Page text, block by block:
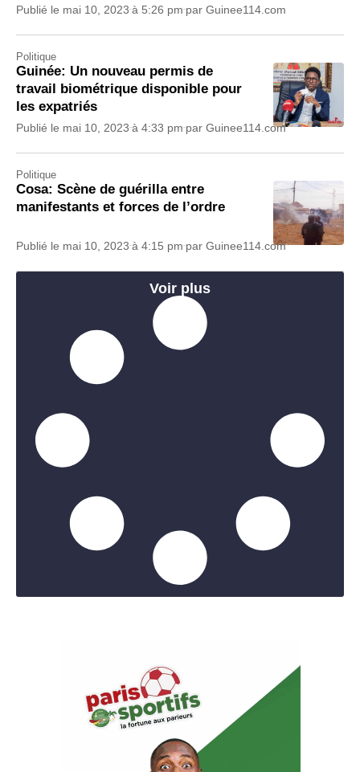
Publié le mai 10, 2023 à 5:26 pm par Guinee114.com
Politique
Guinée: Un nouveau permis de
travail biométrique disponible pour
les expatriés
Publié le mai 10, 2023 à 4:33 pm par Guinee114.com
Politique
Cosa: Scène de guérilla entre
manifestants et forces de l’ordre
Publié le mai 10, 2023 à 4:15 pm par Guinee114.com
Voir plus